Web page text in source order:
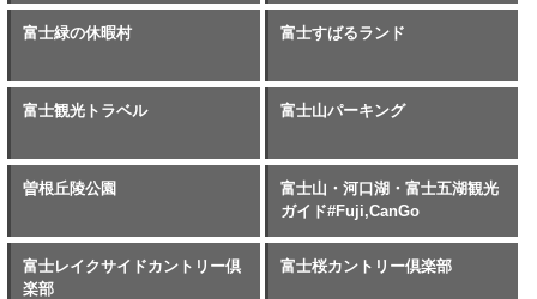
富士緑の休暇村 富士すばるランド
富士観光トラベル 富士山パーキング
曽根丘陵公園
富士山・河口湖・富士五湖観光
ガイド#Fuji,CanGo
富士レイクサイドカントリー倶
楽部
富士桜カントリー倶楽部